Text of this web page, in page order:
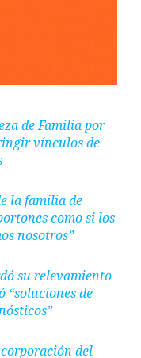
de Familia por
vínculos de
la familia de
como si los
nosotros”
su relevamiento
“soluciones de
del